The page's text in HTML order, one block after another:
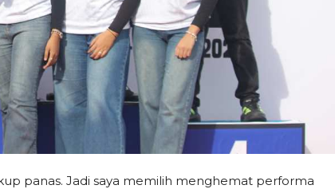
panas. Jadi saya memilih menghemat performa